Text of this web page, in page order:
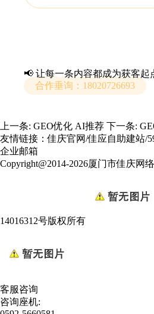
📢 让每一条内容都成为获客起
合作垂询：18020726693
上一条: GEO优化 AI推荐 下一条:
友情链接：佳庆官网/佳应自助建站/
企业邮箱
Copyright@2014-2026厦门市佳庆网
14016312号版权所有
客服咨询
咨询座机: